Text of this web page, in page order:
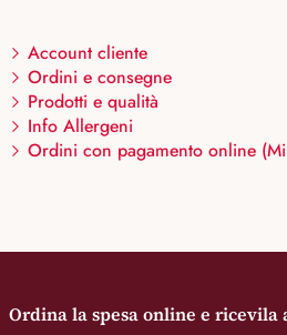
Account cliente
Ordini e consegne
Prodotti e qualità
Info Allergeni
Ordini con pagamento online
Ordina la spesa online e ricevila